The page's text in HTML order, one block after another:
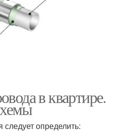
в квартире.
определить: